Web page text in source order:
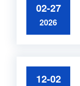
02-27
2026
12-02